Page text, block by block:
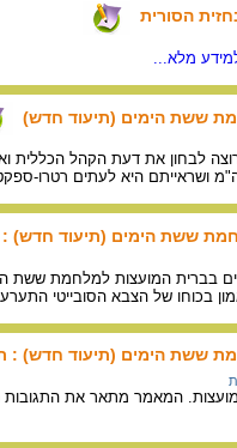
הסורית
מלא...
ששת הימים (תיעוד חדש)
לבחון את דעת הקהל
ושראייתם היא לעתים רטרו-
ששת הימים (תיעוד חדש)
בברית המועצות למלחמת ששת
בכוחו של הצבא הסובייטי
ששת הימים (תיעוד חדש) :
המאמר מתאר את התגובות